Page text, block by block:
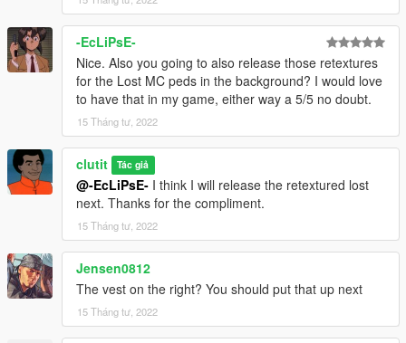
-EcLiPsE-
Nice. Also you going to also release those retextures
for the Lost MC peds in the background? I would love
to have that in my game, either way a 5/5 no doubt.
15 Tháng tư, 2022
clutit Tác giả
@-EcLiPsE- I think I will release the retextured lost
next. Thanks for the compliment.
15 Tháng tư, 2022
Jensen0812
The vest on the right? You should put that up next
15 Tháng tư, 2022